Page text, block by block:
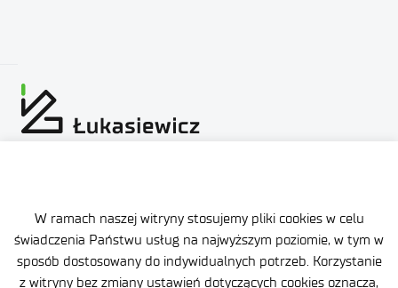
W ramach naszej witryny stosujemy pliki cookies w celu
świadczenia Państwu usług na najwyższym poziomie, w tym w
sposób dostosowany do indywidualnych potrzeb. Korzystanie
z witryny bez zmiany ustawień dotyczących cookies oznacza,
Deklaracja dostępności
Polityka prywatności